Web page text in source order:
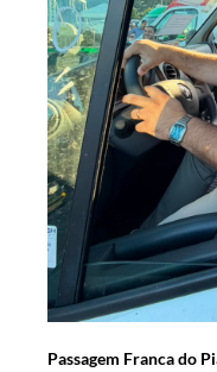
Passagem Franca do